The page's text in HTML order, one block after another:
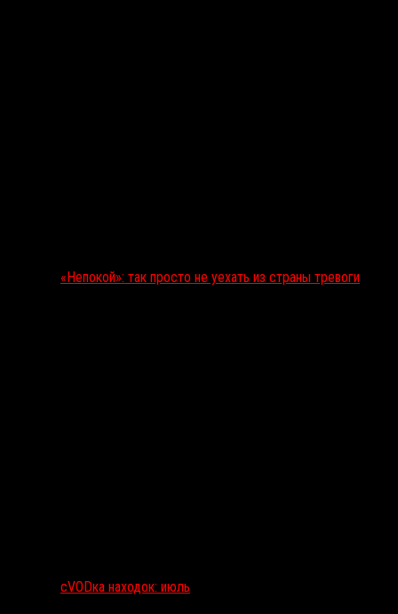
«Непокой»: так просто не уехать из страны тревоги
сVODка находок: июль